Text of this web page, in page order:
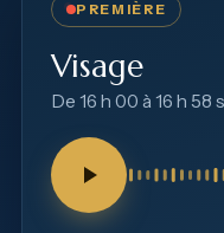
PREMIÈRE
Visage
De 16 h 00 à 16 h 58